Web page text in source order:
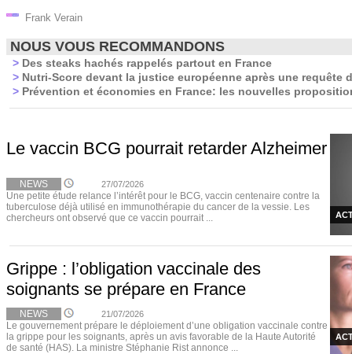
Frank Verain
NOUS VOUS RECOMMANDONS
> Des steaks hachés rappelés partout en France
> Nutri-Score devant la justice européenne après une requête
> Prévention et économies en France: les nouvelles
Le vaccin BCG pourrait retarder Alzheimer
NEWS 27/07/2026
Une petite étude relance l’intérêt pour le BCG, vaccin centenaire contre la
tuberculose déjà utilisé en immunothérapie du cancer de la vessie. Les
chercheurs ont observé que ce vaccin pourrait ...
Grippe : l’obligation vaccinale des
soignants se prépare en France
NEWS 21/07/2026
Le gouvernement prépare le déploiement d’une obligation vaccinale contre
la grippe pour les soignants, après un avis favorable de la Haute Autorité
de santé (HAS). La ministre Stéphanie Rist annonce ...